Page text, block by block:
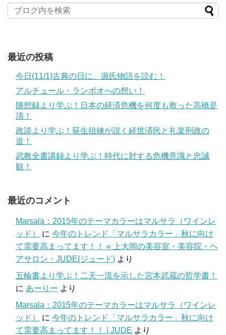
最近の投稿
今日(11/1)古典の日に、源氏物語を読む！
アルチュール・ランボオへの想い！
随想録より学ぶ！日本の経済危機を何度も救った高橋是
清！
政談より学ぶ！荻生徂徠が説く経世済民と礼楽刑政の
道！
武教全書講録より学ぶ！時代に対する危機意識と忠誠
観！
最近のコメント
Marsala：2015年のテーマカラーはマルサラ（ワインレ
ッド）
に 今年のトレンド「マルサラカラー」秋に向け
て需要高まってます！！ « 上大岡の美容室・美容院・ヘ
アサロン・JUDE(ジュード) より
五輪書より学ぶ！二天一流を示した宮本武蔵の哲学書！
に あーりー より
Marsala：2015年のテーマカラーはマルサラ（ワインレ
ッド）
に 今年のトレンド「マルサラカラー」秋に向け
て需要高まってます！！ | JUDE より